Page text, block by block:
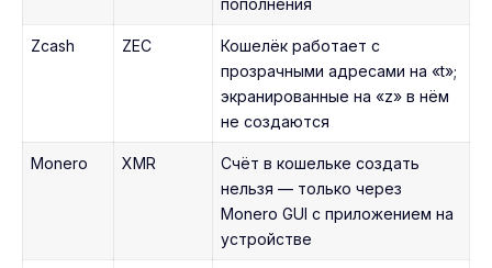
пополнения
Zcash ZEC
Кошелёк работает с
прозрачными адресами на «t»;
экранированные на «z» в нём
не создаются
Monero XMR
Счёт в кошельке создать
нельзя — только через
Monero GUI с приложением на
устройстве